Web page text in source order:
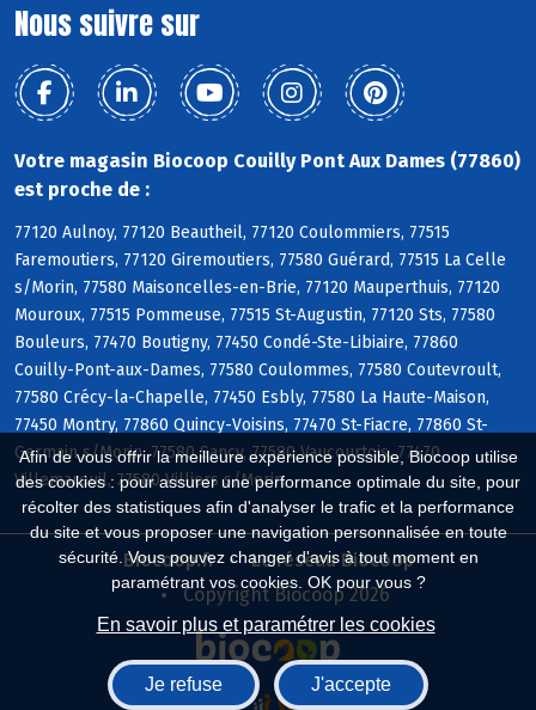
Afin de vous offrir la meilleure expérience possible, Biocoop utilise
des cookies : pour assurer une performance optimale du site, pour
récolter des statistiques afin d'analyser le trafic et la performance
du site et vous proposer une navigation personnalisée en toute
sécurité. Vous pouvez changer d'avis à tout moment en
paramétrant vos cookies. OK pour vous ?
En savoir plus et paramétrer les cookies
Je refuse J'accepte
Nous suivre sur
Votre magasin Biocoop Couilly Pont Aux Dames (77860)
est proche de :
77120 Aulnoy, 77120 Beautheil, 77120 Coulommiers, 77515
Faremoutiers, 77120 Giremoutiers, 77580 Guérard, 77515 La Celle
s/Morin, 77580 Maisoncelles-en-Brie, 77120 Mauperthuis, 77120
Mouroux, 77515 Pommeuse, 77515 St-Augustin, 77120 Sts, 77580
Bouleurs, 77470 Boutigny, 77450 Condé-Ste-Libiaire, 77860
Couilly-Pont-aux-Dames, 77580 Coulommes, 77580 Coutevroult,
77580 Crécy-la-Chapelle, 77450 Esbly, 77580 La Haute-Maison,
77450 Montry, 77860 Quincy-Voisins, 77470 St-Fiacre, 77860 St-
Germain s/Morin, 77580 Sancy, 77580 Vaucourtois, 77470
Villemareuil, 77580 Villiers s/Morin
Biocoop.fr
Le réseau Biocoop
Copyright Biocoop 2026
Réalisé par